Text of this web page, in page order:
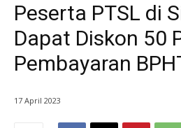
Peserta PTSL di
Dapat Diskon 50
Pembayaran
17 April 2023